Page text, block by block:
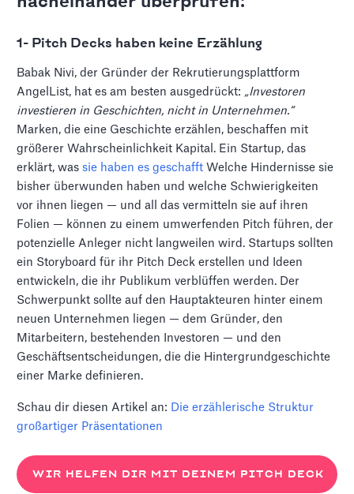
1- Pitch Decks haben keine Erzählung
Babak Nivi, der Gründer der Rekrutierungsplattform
AngelList, hat es am besten ausgedrückt: „Investoren
investieren in Geschichten, nicht in Unternehmen.“
Marken, die eine Geschichte erzählen, beschaffen mit
größerer Wahrscheinlichkeit Kapital. Ein Startup, das
erklärt, wassie haben es geschafft Welche Hindernisse sie
bisher überwunden haben und welche Schwierigkeiten
vor ihnen liegen — und all das vermitteln sie auf ihren
Folien — können zu einem umwerfenden Pitch führen, der
potenzielle Anleger nicht langweilen wird. Startups sollten
ein Storyboard für ihr Pitch Deck erstellen und Ideen
entwickeln, die ihr Publikum verblüffen werden. Der
Schwerpunkt sollte auf den Hauptakteuren hinter einem
neuen Unternehmen liegen — dem Gründer, den
Mitarbeitern, bestehenden Investoren — und den
Geschäftsentscheidungen, die die Hintergrundgeschichte
einer Marke definieren.
Schau dir diesen Artikel an: Die erzählerische Struktur
großartiger Präsentationen
WIR HELFEN DIR MIT DEINEM PITCH DECK